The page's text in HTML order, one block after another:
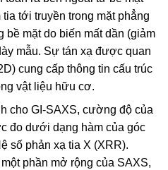
tới truyền trong mặt phẳng
bề mặt do biến mất dần (giảm
mẫu. Sự tán xạ được quan
cung cấp thông tin cấu trúc
vật liệu hữu cơ.
cho GI-SAXS, cường độ của
đo dưới dạng hàm của góc
số phản xạ tia X (XRR).
phần mở rộng của SAXS,